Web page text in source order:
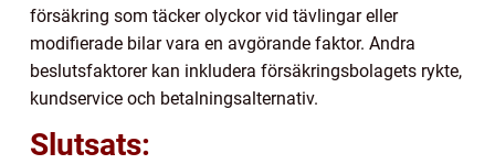
försäkring som täcker olyckor vid tävlingar eller
modifierade bilar vara en avgörande faktor. Andra
beslutsfaktorer kan inkludera försäkringsbolagets rykte,
kundservice och betalningsalternativ.
Slutsats: